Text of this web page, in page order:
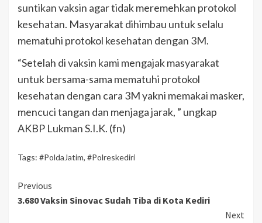
suntikan vaksin agar tidak meremehkan protokol
kesehatan. Masyarakat dihimbau untuk selalu
mematuhi protokol kesehatan dengan 3M.
“Setelah di vaksin kami mengajak masyarakat
untuk bersama-sama mematuhi protokol
kesehatan dengan cara 3M yakni memakai masker,
mencuci tangan dan menjaga jarak, ” ungkap
AKBP Lukman S.I.K. (fn)
Tags: #PoldaJatim, #Polreskediri
Previous
3.680 Vaksin Sinovac Sudah Tiba di Kota Kediri
Next